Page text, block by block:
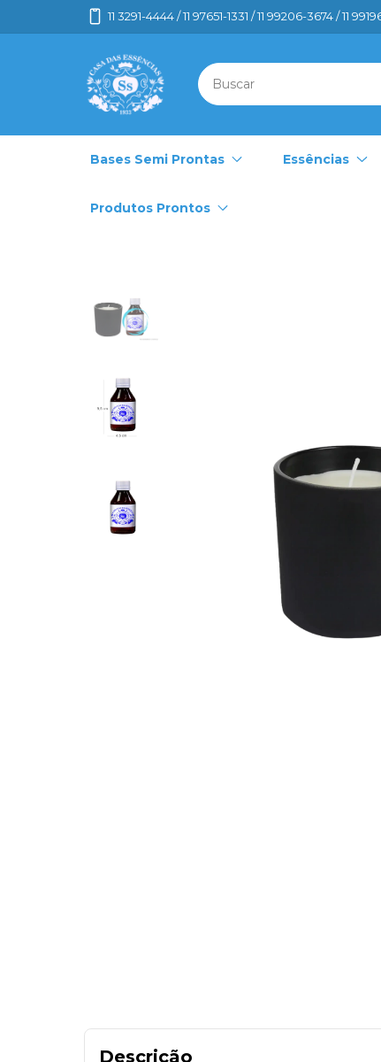
11 3291-4444 / 11 97651-1331 / 11 99206-3674 / 11
Bases Semi Prontas Essências
Produtos Prontos
Descrição